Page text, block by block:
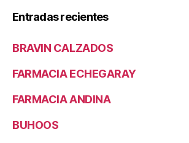
Entradas recientes
BRAVIN CALZADOS
FARMACIA ECHEGARAY
FARMACIA ANDINA
BUHOOS